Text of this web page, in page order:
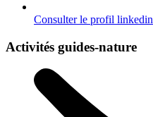
Consulter le profil linkedin
Activités guides-nature